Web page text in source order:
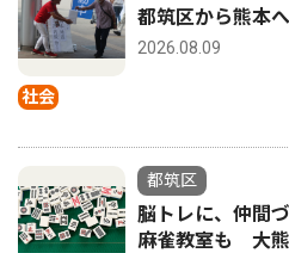
社会
都筑区から熊本
2026.08.09
都筑区
脳トレに、仲間
麻雀教室も 大